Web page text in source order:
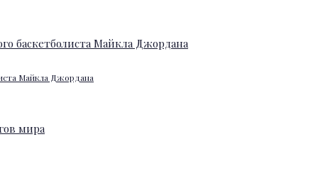
Майкла Джордана